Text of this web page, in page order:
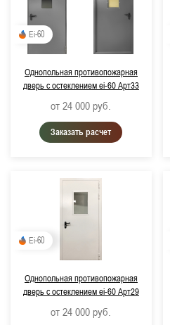
Ei-60
Однопольная противопожарная
дверь с остеклением ei-60 Арт33
от 24 000 руб.
Заказать расчет
Ei-60
Однопольная противопожарная
дверь с остеклением ei-60 Арт29
от 24 000 руб.